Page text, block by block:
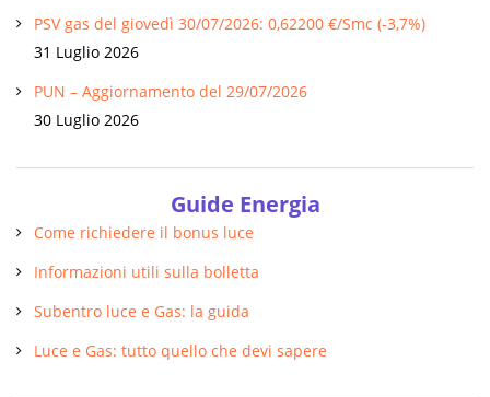
PSV gas del giovedì 30/07/2026: 0,62200 €/Smc (-3,7%)
31 Luglio 2026
PUN – Aggiornamento del 29/07/2026
30 Luglio 2026
Guide Energia
Come richiedere il bonus luce
Informazioni utili sulla bolletta
Subentro luce e Gas: la guida
Luce e Gas: tutto quello che devi sapere